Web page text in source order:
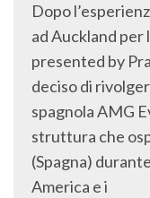
Dopo
ad Auckland per
presented by
deciso di
spagnola AMG
struttura che
(Spagna)
America e i